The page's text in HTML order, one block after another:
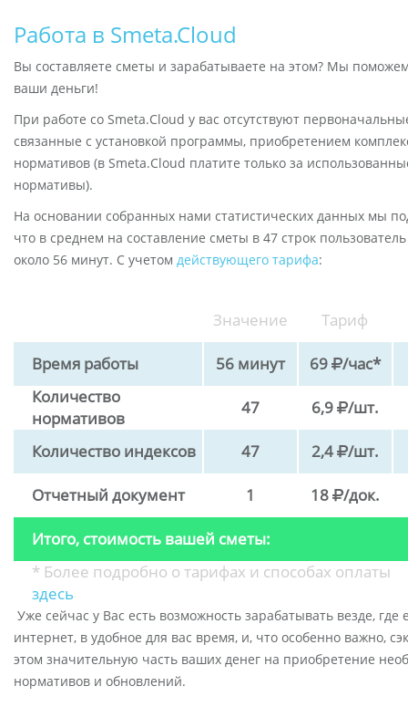
Работа в Smeta.Cloud
Вы составляете сметы и зарабатываете на этом? Мы
ваши деньги!
При работе со Smeta.Cloud у вас отсутствуют
связанные с установкой программы, приобретением
нормативов (в Smeta.Cloud платите только за
нормативы).
На основании собранных нами статистических данных мы
что в среднем на составление сметы в 47 строк
около 56 минут. С учетом действующего тарифа:
Значение Тариф
Время работы 56 минут 69
/час*
Количество
нормативов
47 6,9 /шт.
Количество индексов 47 2,4 /шт.
Отчетный документ 1 18 /док.
Итого, стоимость вашей сметы:
* Более подробно о тарифах и способах оплаты
здесь
Уже сейчас у Вас есть возможность зарабатывать везде, где
интернет, в удобное для вас время, и, что особенно важно,
этом значительную часть ваших денег на приобретение
нормативов и обновлений.